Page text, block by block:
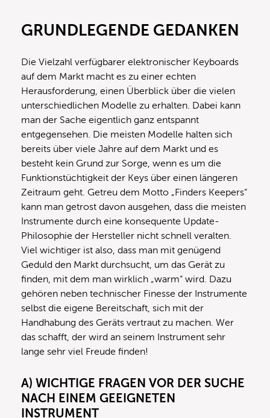
GRUNDLEGENDE GEDANKEN
Die Vielzahl verfügbarer elektronischer Keyboards
auf dem Markt macht es zu einer echten
Herausforderung, einen Überblick über die vielen
unterschiedlichen Modelle zu erhalten. Dabei kann
man der Sache eigentlich ganz entspannt
entgegensehen. Die meisten Modelle halten sich
bereits über viele Jahre auf dem Markt und es
besteht kein Grund zur Sorge, wenn es um die
Funktionstüchtigkeit der Keys über einen längeren
Zeitraum geht. Getreu dem Motto „Finders Keepers“
kann man getrost davon ausgehen, dass die meisten
Instrumente durch eine konsequente Update-
Philosophie der Hersteller nicht schnell veralten.
Viel wichtiger ist also, dass man mit genügend
Geduld den Markt durchsucht, um das Gerät zu
finden, mit dem man wirklich „warm“ wird. Dazu
gehören neben technischer Finesse der Instrumente
selbst die eigene Bereitschaft, sich mit der
Handhabung des Geräts vertraut zu machen. Wer
das schafft, der wird an seinem Instrument sehr
lange sehr viel Freude finden!
A) WICHTIGE FRAGEN VOR DER SUCHE
NACH EINEM GEEIGNETEN
INSTRUMENT